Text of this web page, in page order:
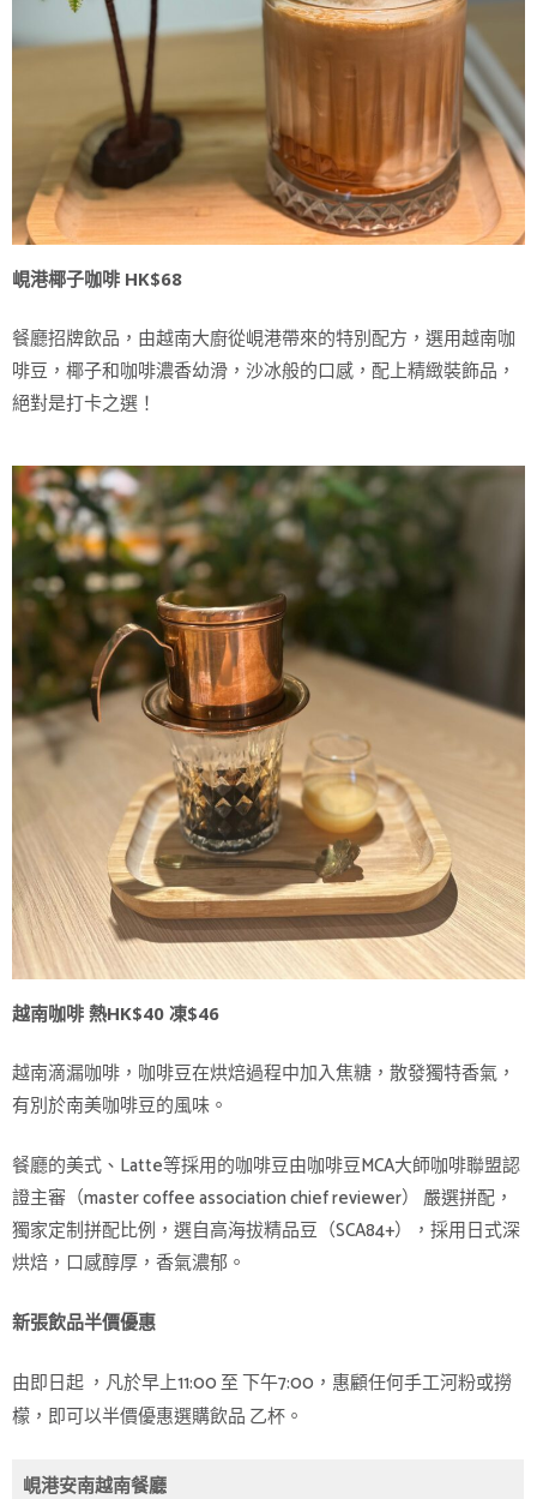
峴港椰子咖啡 HK$68
餐廳招牌飲品，由越南大廚從峴港帶來的特別配方，選用越南咖
啡豆，椰子和咖啡濃香幼滑，沙冰般的口感，配上精緻裝飾品，
絕對是打卡之選！
越南咖啡 熱HK$40 凍$46
越南滴漏咖啡，咖啡豆在烘焙過程中加入焦糖，散發獨特香氣，
有別於南美咖啡豆的風味。
餐廳的美式、Latte等採用的咖啡豆由咖啡豆MCA大師咖啡聯盟認
證主審（master coffee association chief reviewer） 嚴選拼配，
獨家定制拼配比例，選自高海拔精品豆（SCA84+），採用日式深
烘焙，口感醇厚，香氣濃郁。
新張飲品半價優惠
由即日起 ，凡於早上11:00 至 下午7:00，惠顧任何手工河粉或撈
檬，即可以半價優惠選購飲品 乙杯。
峴港安南越南餐廳